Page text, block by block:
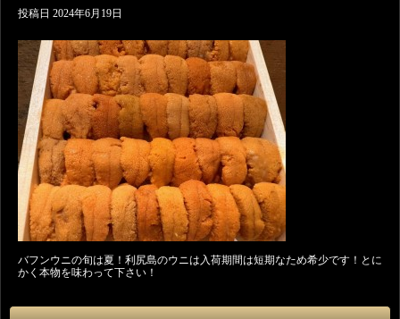
投稿日 2024年6月19日
バフンウニの旬は夏！利尻島のウニは入荷期間は短期なため希少です！とに
かく本物を味わって下さい！